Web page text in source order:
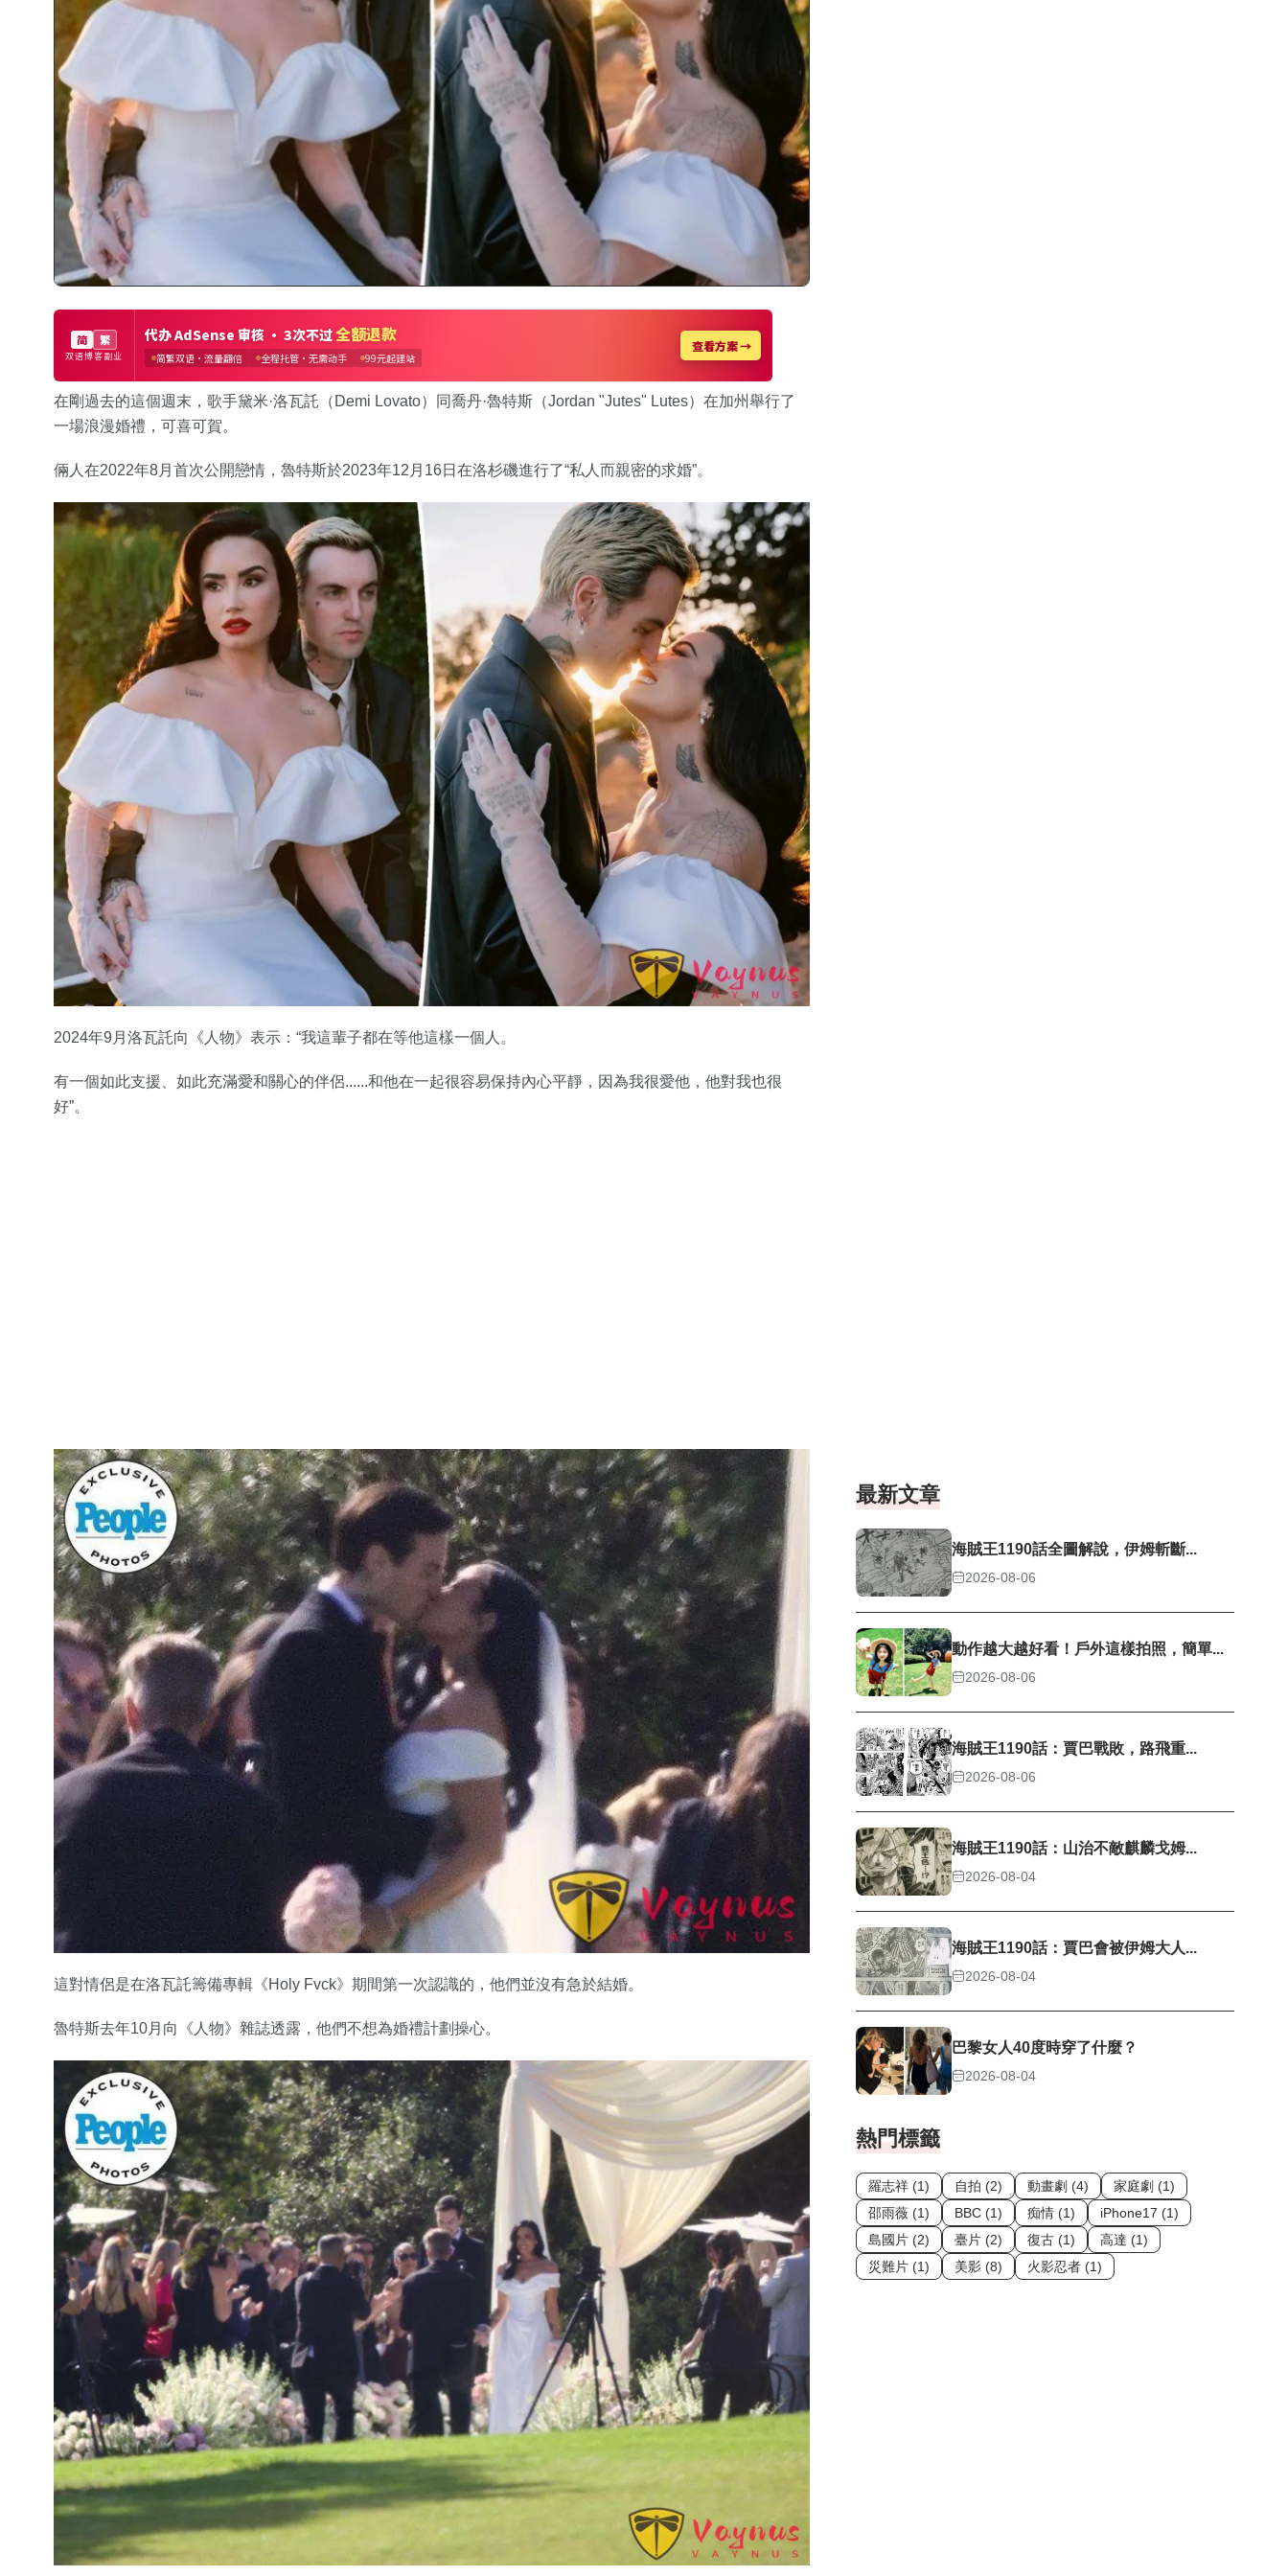
在剛過去的這個週末，歌手黛米·洛瓦託（Demi Lovato）同喬丹·魯特斯（Jordan "Jutes" Lutes）在加州舉行了
一場浪漫婚禮，可喜可賀。
倆人在2022年8月首次公開戀情，魯特斯於2023年12月16日在洛杉磯進行了“私人而親密的求婚”。
2024年9月洛瓦託向《人物》表示：“我這輩子都在等他這樣一個人。
有一個如此支援、如此充滿愛和關心的伴侶......和他在一起很容易保持內心平靜，因為我很愛他，他對我也很
好”。
這對情侶是在洛瓦託籌備專輯《Holy Fvck》期間第一次認識的，他們並沒有急於結婚。
魯特斯去年10月向《人物》雜誌透露，他們不想為婚禮計劃操心。
最新文章
海賊王1190話全圖解說，伊姆斬斷...
2026-08-06
動作越大越好看！戶外這樣拍照，簡單...
2026-08-06
海賊王1190話：賈巴戰敗，路飛重...
2026-08-06
海賊王1190話：山治不敵麒麟戈姆...
2026-08-04
海賊王1190話：賈巴會被伊姆大人...
2026-08-04
巴黎女人40度時穿了什麼？
2026-08-04
熱門標籤
羅志祥 (1) 自拍 (2) 動畫劇 (4)
家庭劇 (1)
邵雨薇 (1)
BBC (1) 痴情 (1)
iPhone17 (1)
島國片 (2)
臺片 (2) 復古 (1)
高達 (1)
災難片 (1)
美影 (8) 火影忍者 (1)